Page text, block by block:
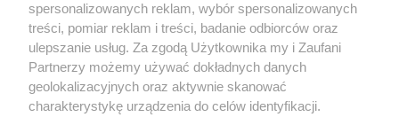
spersonalizowanych reklam, wybór spersonalizowanych
treści, pomiar reklam i treści, badanie odbiorców oraz
ulepszanie usług. Za zgodą Użytkownika my i Zaufani
Partnerzy możemy używać dokładnych danych
geolokalizacyjnych oraz aktywnie skanować
charakterystykę urządzenia do celów identyfikacji.